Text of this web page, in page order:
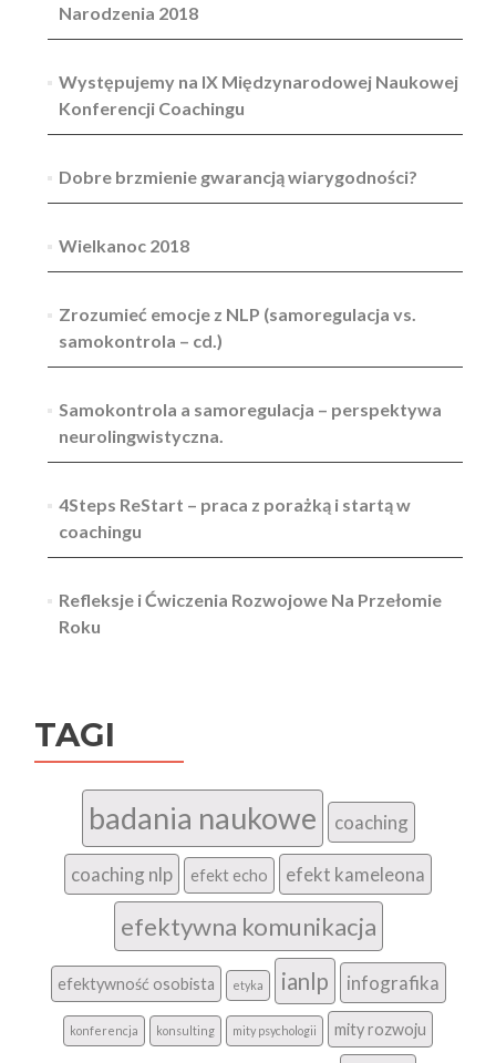
Narodzenia 2018
Występujemy na IX Międzynarodowej Naukowej
Konferencji Coachingu
Dobre brzmienie gwarancją wiarygodności?
Wielkanoc 2018
Zrozumieć emocje z NLP (samoregulacja vs.
samokontrola – cd.)
Samokontrola a samoregulacja – perspektywa
neurolingwistyczna.
4Steps ReStart – praca z porażką i startą w
coachingu
Refleksje i Ćwiczenia Rozwojowe Na Przełomie
Roku
TAGI
badania naukowe coaching
coaching nlp efekt echo efekt kameleona
efektywna komunikacja
efektywność osobista etyka ianlp infografika
konferencja konsulting mity psychologii mity rozwoju